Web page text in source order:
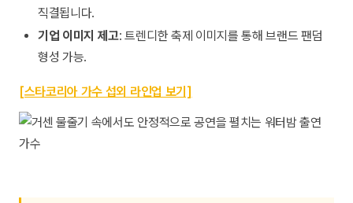
직결됩니다.
기업 이미지 제고: 트렌디한 축제 이미지를 통해 브랜드 팬덤
형성 가능.
[스타코리아 가수 섭외 라인업 보기]